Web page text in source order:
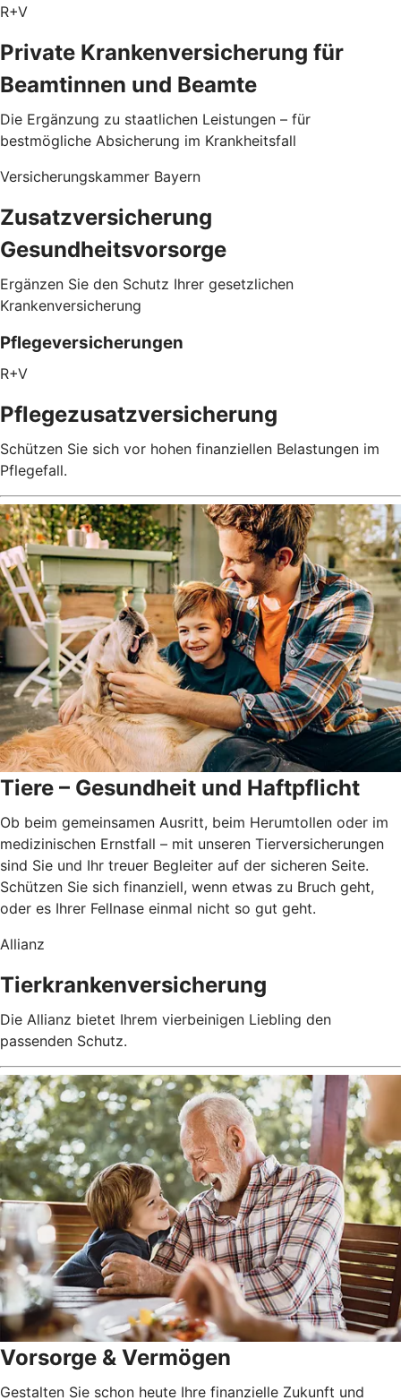
R+V
Private Krankenversicherung für
Beamtinnen und Beamte
Die Ergänzung zu staatlichen Leistungen – für
bestmögliche Absicherung im Krankheitsfall
Versicherungskammer Bayern
Zusatzversicherung
Gesundheitsvorsorge
Ergänzen Sie den Schutz Ihrer gesetzlichen
Krankenversicherung
Pflegeversicherungen
R+V
Pflegezusatz­versicherung
Schützen Sie sich vor hohen finanziellen Belastungen im
Pflegefall.
Tiere – Gesundheit und Haftpflicht
Ob beim gemeinsamen Ausritt, beim Herumtollen oder im
medizinischen Ernstfall – mit unseren Tierversicherungen
sind Sie und Ihr treuer Begleiter auf der sicheren Seite.
Schützen Sie sich finanziell, wenn etwas zu Bruch geht,
oder es Ihrer Fellnase einmal nicht so gut geht.
Allianz
Tierkrankenversicherung
Die Allianz bietet Ihrem vierbeinigen Liebling den
passenden Schutz.
Vorsorge & Vermögen
Gestalten Sie schon heute Ihre finanzielle Zukunft und